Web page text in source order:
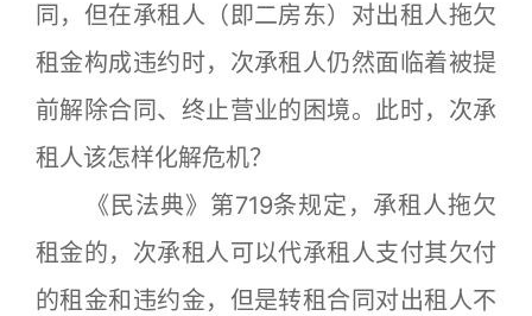
同，但在承租人（即二房东）对出租人拖欠
租金构成违约时，次承租人仍然面临着被提
前解除合同、终止营业的困境。此时，次承
租人该怎样化解危机？
《民法典》第719条规定，承租人拖欠
租金的，次承租人可以代承租人支付其欠付
的租金和违约金，但是转租合同对出租人不